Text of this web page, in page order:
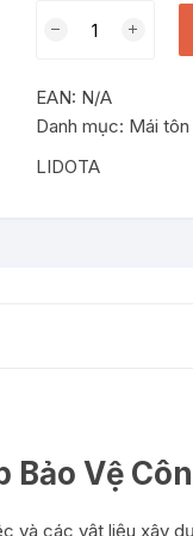
di
động
Hưng
vệ
trình
EAN: N/A
Danh mục: Mái
LIDOTA
Bảo Vệ
và các vật liệu xây